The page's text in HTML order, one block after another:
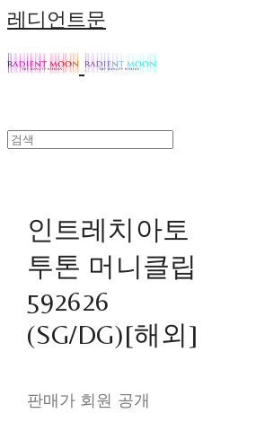
레디언트문
인트레치아토
투톤 머니클립
592626
(SG/DG)[해외]
판매가 회원 공개